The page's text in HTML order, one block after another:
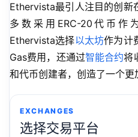
Ethervista最引人注目的创新
多数采用ERC-20代币作
Ethervista选择以太坊作为计
Gas费用，还通过智能合约将
和代币创建者，创造了一个更
EXCHANGES
选择交易平台